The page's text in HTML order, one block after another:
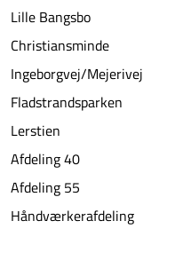
Lille Bangsbo
Christiansminde
Ingeborgvej/Mejerivej
Fladstrandsparken
Lerstien
Afdeling 40
Afdeling 55
Håndværkerafdeling